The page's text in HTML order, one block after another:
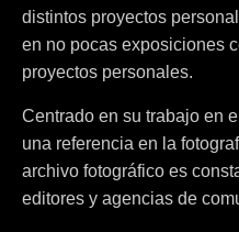
distintos proyectos
en no pocas exposiciones
proyectos personales.
Centrado en su trabajo en
una referencia en la
archivo fotográfico es
editores y agencias de